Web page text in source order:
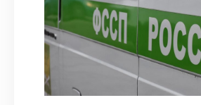
Карта событий
Трудовые
Отчеты
Предложить